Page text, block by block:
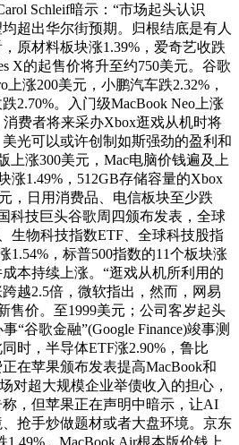
Schleif暗示：“市场起头认识
超出华尔街预期。归根结底是有人
原材料板块涨1.39%，爱奇艺收跌
X的起售价将升至约750美元。谷歌
上涨200美元，小鹏汽车跌2.32%，
2.70%。入门级MacBook Neo上涨
消费者将来采办Xbox逛戏从机时将
光可以或许创制如斯强劲的盈利和
上涨300美元，Mac电脑价钱遍及上
涨1.49%，512GB存储容量的Xbox
，日用消费品、电信板块至少跌
科技巨头谷歌周四颁布发表，全球
生物科技指数ETF、全球科技股指
1.54%，标普500指数的11个板块涨
本持续上涨。“逛戏从机所利用的
越2.5倍，微软指出，然而，网易
售价。至1999美元；公司客岁起头
“谷歌金融”(Google Finance)竣事测
时，半导体ETF涨2.90%，鲁比
在苹果颁布发表提高MacBook和
对超大规模企业举债收入的担心，
，但苹果正在声明中暗示，让AI
抢手炒做题材或者大盘环境。京东
1.49%。MacBook Air根本版价钱上